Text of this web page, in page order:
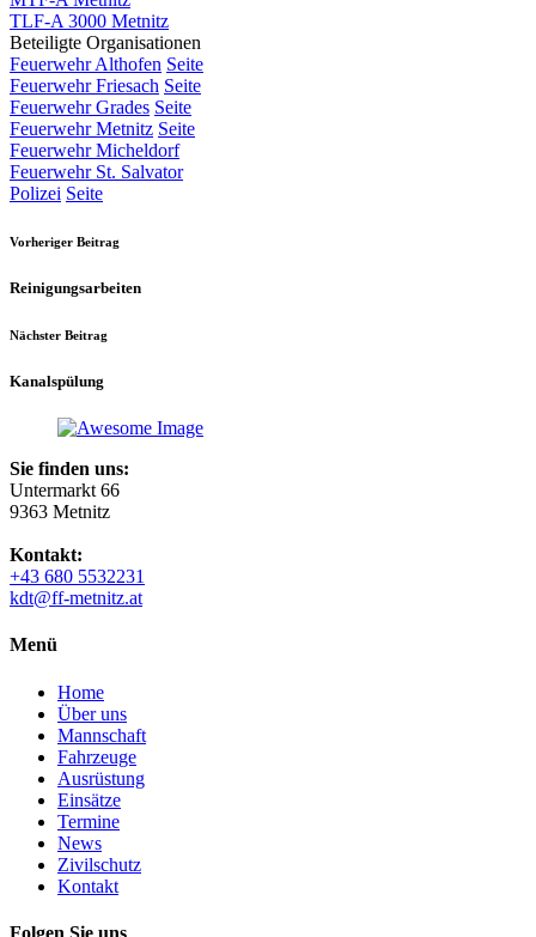
TLF-A 3000 Metnitz
Beteiligte Organisationen
Feuerwehr Althofen Seite
Feuerwehr Friesach Seite
Feuerwehr Grades Seite
Feuerwehr Metnitz Seite
Feuerwehr Micheldorf
Feuerwehr St. Salvator
Polizei Seite
Vorheriger Beitrag
Reinigungsarbeiten
Nächster Beitrag
Kanalspülung
Sie finden uns:
Untermarkt 66
9363 Metnitz
Kontakt:
+43 680 5532231
kdt@ff-metnitz.at
Menü
Home
Über uns
Mannschaft
Fahrzeuge
Ausrüstung
Einsätze
Termine
News
Zivilschutz
Kontakt
Folgen Sie uns